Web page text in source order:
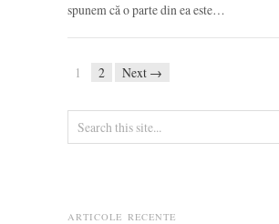
spunem că o parte din ea este…
1 2 Next →
ARTICOLE RECENTE